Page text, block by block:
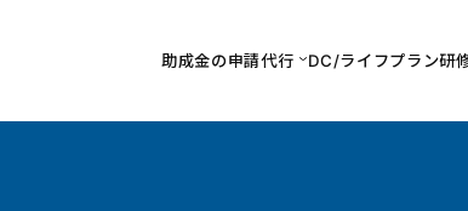
助成金の申請代行 DC/ライフプラン研